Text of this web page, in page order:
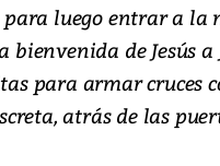
luego entrar a la
de Jesús a
para armar cruces
atrás de las